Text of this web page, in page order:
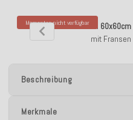
Momentan nicht verfügbar
H.O.C.K. Nuvole Kissen 60x60cm
mit Fransen
Beschreibung
Merkmale